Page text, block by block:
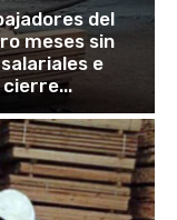
del
meses sin
e